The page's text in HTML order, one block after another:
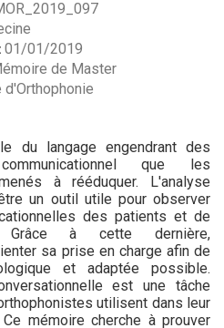
01/01/2019
de Master
d'Orthophonie
du langage engendrant des
que les
à rééduquer. L'analyse
un outil utile pour observer
des patients et de
Grâce à cette dernière,
sa prise en charge afin de
et adaptée possible.
est une tâche
utilisent dans leur
mémoire cherche à prouver